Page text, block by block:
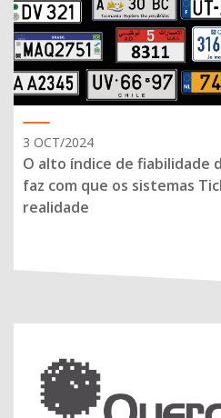
3 OCT/2024
O alto índice de fiabilidade
faz com que os sistemas
realidade